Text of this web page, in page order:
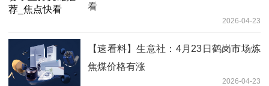
看
2026-04-23
【速看料】生意社：4月23日鹤岗市场炼
焦煤价格有涨
2026-04-23